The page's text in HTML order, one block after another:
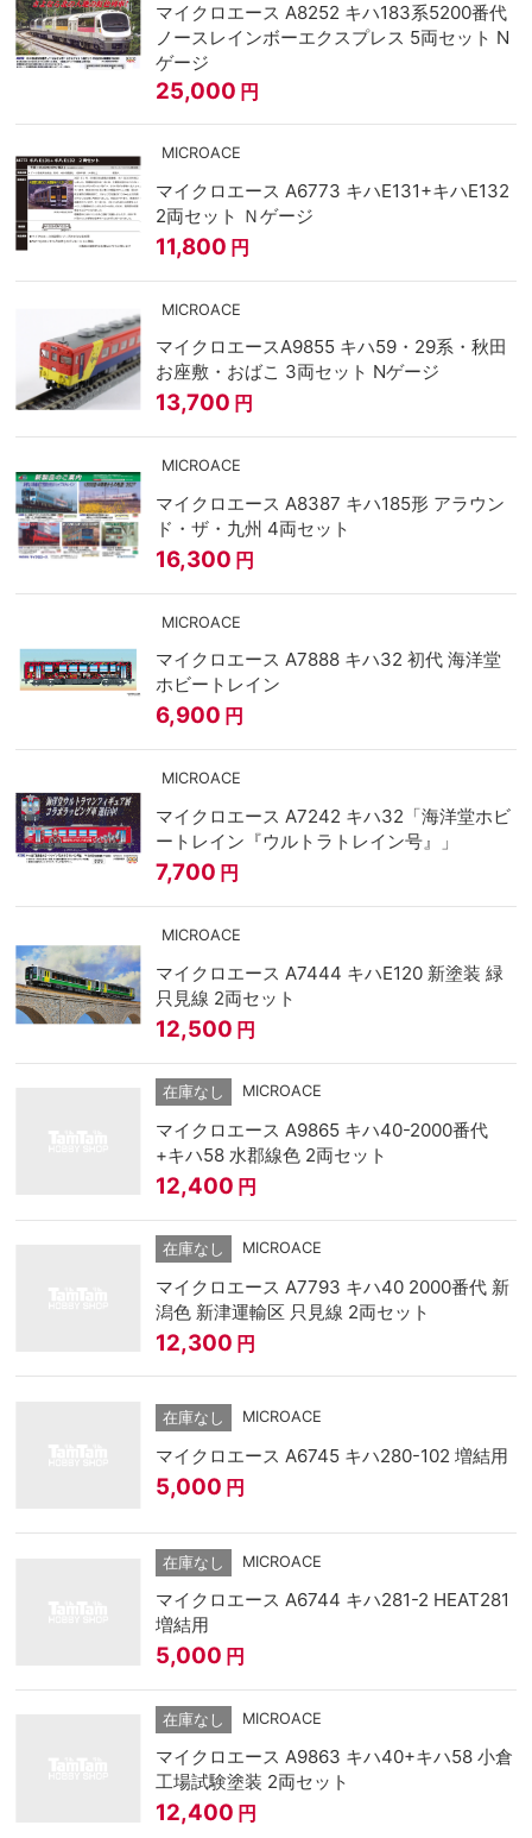
マイクロエース A8252 キハ183系5200番代
ノースレインボーエクスプレス 5両セット N
ゲージ
25,000 円
MICROACE
マイクロエース A6773 キハE131+キハE132
2両セット Ｎゲージ
11,800 円
MICROACE
マイクロエースA9855 キハ59・29系・秋田
お座敷・おばこ 3両セット Nゲージ
13,700 円
MICROACE
マイクロエース A8387 キハ185形 アラウン
ド・ザ・九州 4両セット
16,300 円
MICROACE
マイクロエース A7888 キハ32 初代 海洋堂
ホビートレイン
6,900 円
MICROACE
マイクロエース A7242 キハ32「海洋堂ホビ
ートレイン『ウルトラトレイン号』」
7,700 円
MICROACE
マイクロエース A7444 キハE120 新塗装 緑
只見線 2両セット
12,500 円
在庫なし MICROACE
マイクロエース A9865 キハ40-2000番代
+キハ58 水郡線色 2両セット
12,400 円
在庫なし MICROACE
マイクロエース A7793 キハ40 2000番代 新
潟色 新津運輸区 只見線 2両セット
12,300 円
在庫なし MICROACE
マイクロエース A6745 キハ280-102 増結用
5,000 円
在庫なし MICROACE
マイクロエース A6744 キハ281-2 HEAT281
増結用
5,000 円
在庫なし MICROACE
マイクロエース A9863 キハ40+キハ58 小倉
工場試験塗装 2両セット
12,400 円